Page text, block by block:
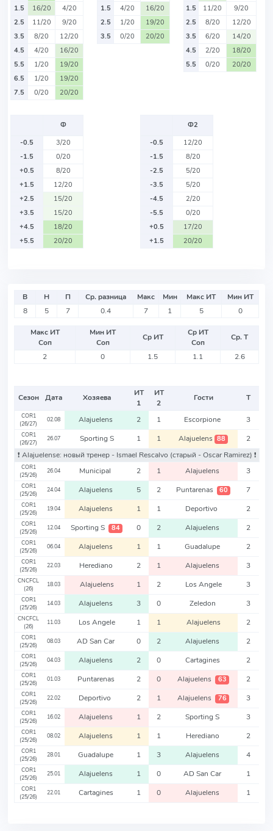
1.5
16/20
4/20
2.5
11/20
9/20
3.5
8/20
12/20
4.5
4/20
16/20
5.5
1/20
19/20
6.5
1/20
19/20
7.5
0/20 20/20
1.5
4/20
16/20
2.5
1/20
19/20
3.5
0/20 20/20
1.5
11/20
9/20
2.5
8/20
12/20
3.5
6/20
14/20
4.5
2/20
18/20
5.5
0/20 20/20
Ф
-0.5
3/20
-1.5
0/20
+0.5
8/20
+1.5
12/20
+2.5
15/20
+3.5
15/20
+4.5
18/20
+5.5
20/20
Ф2
-0.5
12/20
-1.5
8/20
-2.5
5/20
-3.5
5/20
-4.5
2/20
-5.5
0/20
+0.5
17/20
+1.5
20/20
В Н П Ср. разница Макс Мин Макс ИТ
Мин ИТ
8
5 7 0.4 7 1 5 0
Макс ИТ
Соп
Мин ИТ
Соп
Ср ИТ
Ср ИТ
Соп
Ср. Т
2
0 1.5 1.1 2.6
Сезон Дата Хозяева
ИТ
1
ИТ
2
Гости Т
COR1
(26/27)
02.08 Alajuelens 2 1 Escorpione 3
COR1
(26/27)
26.07 Sporting S 1 1 Alajuelens 88
2
❗️ Alajuelense: новый тренер - Ismael Rescalvo (старый - Oscar Ramirez) ❗️
COR1
(25/26)
26.04 Municipal 2 1 Alajuelens 3
COR1
(25/26)
24.04 Alajuelens 5 2 Puntarenas 60 7
COR1
(25/26)
19.04 Alajuelens 1 1 Deportivo 2
COR1
(25/26)
12.04 Sporting S 84 0 2 Alajuelens 2
COR1
(25/26)
06.04 Alajuelens 1 1 Guadalupe 2
COR1
(25/26)
22.03 Herediano 2 1 Alajuelens 3
CNCFCL
(26)
18.03 Alajuelens 1 2 Los Angele 3
COR1
(25/26)
14.03 Alajuelens 3 0 Zeledon 3
CNCFCL
(26)
11.03 Los Angele 1 1 Alajuelens 2
COR1
(25/26)
08.03 AD San Car 0 2 Alajuelens 2
COR1
(25/26)
04.03 Alajuelens 2 0 Cartagines 2
COR1
(25/26)
01.03 Puntarenas 2 0 Alajuelens 63 2
COR1
(25/26)
22.02 Deportivo 2 1 Alajuelens 76 3
COR1
(25/26)
16.02 Alajuelens 1 2 Sporting S 3
COR1
(25/26)
08.02 Alajuelens 1 1 Herediano 2
COR1
(25/26)
28.01 Guadalupe 1 3 Alajuelens 4
COR1
(25/26)
25.01 Alajuelens 1 0 AD San Car 1
COR1
(25/26)
22.01 Cartagines 1 0 Alajuelens 1